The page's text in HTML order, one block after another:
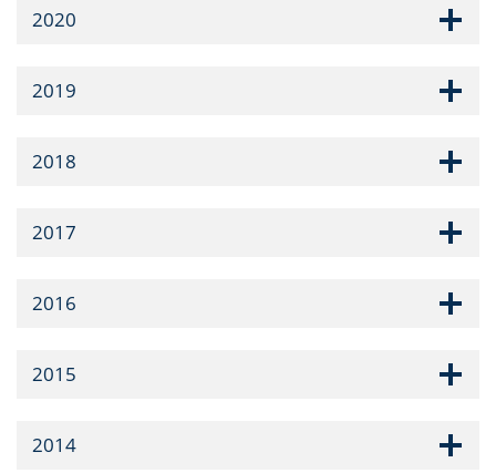
2020
2019
2018
2017
2016
2015
2014